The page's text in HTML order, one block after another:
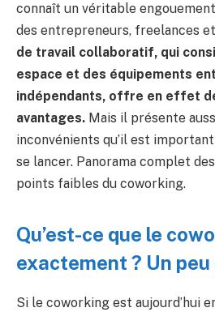
connaît un véritable
des entrepreneurs, freelances
de travail collaboratif, qui
espace et des équipements
indépendants, offre en effet
avantages. Mais il présente
inconvénients qu’il est
se lancer. Panorama complet
points faibles du coworking.
Qu’est-ce que le
exactement ? Un peu
Si le coworking est aujourd’hui